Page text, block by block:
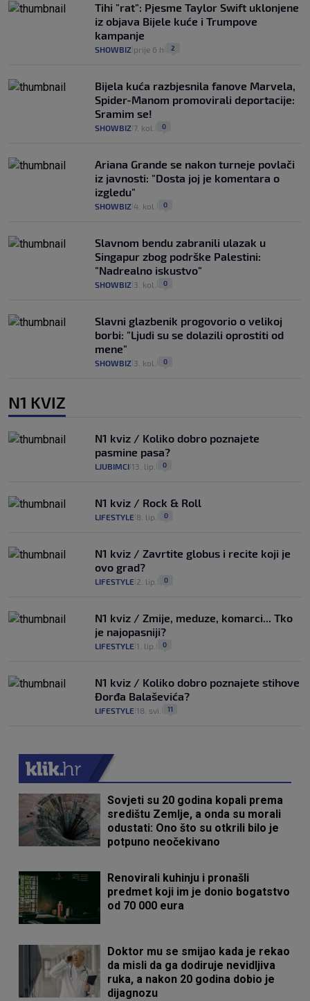
Tihi "rat": Pjesme Taylor Swift uklonjene
iz objava Bijele kuće i Trumpove
kampanje
SHOWBIZ prije 6 h 2
Bijela kuća razbjesnila fanove Marvela,
Spider-Manom promovirali deportacije:
Sramim se!
SHOWBIZ 7. kol. 0
Ariana Grande se nakon turneje povlači
iz javnosti: "Dosta joj je komentara o
izgledu"
SHOWBIZ 4. kol. 0
Slavnom bendu zabranili ulazak u
Singapur zbog podrške Palestini:
"Nadrealno iskustvo"
SHOWBIZ 3. kol. 0
Slavni glazbenik progovorio o velikoj
borbi: "Ljudi su se dolazili oprostiti od
mene"
SHOWBIZ 3. kol. 0
N1 KVIZ
N1 kviz / Koliko dobro poznajete
pasmine pasa?
LJUBIMCI 13. lip. 0
N1 kviz / Rock & Roll
LIFESTYLE 8. lip. 0
N1 kviz / Zavrtite globus i recite koji je
ovo grad?
LIFESTYLE 2. lip. 0
N1 kviz / Zmije, meduze, komarci... Tko
je najopasniji?
LIFESTYLE 1. lip. 0
N1 kviz / Koliko dobro poznajete stihove
Đorđa Balaševića?
LIFESTYLE 18. svi. 11
Sovjeti su 20 godina kopali prema
središtu Zemlje, a onda su morali
odustati: Ono što su otkrili bilo je
potpuno neočekivano
Renovirali kuhinju i pronašli
predmet koji im je donio bogatstvo
od 70 000 eura
Doktor mu se smijao kada je rekao
da misli da ga dodiruje nevidljiva
ruka, a nakon 20 godina dobio je
dijagnozu